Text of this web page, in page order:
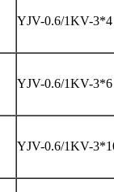
YJV-0.6/1KV-3*4
YJV-0.6/1KV-3*6
YJV-0.6/1KV-